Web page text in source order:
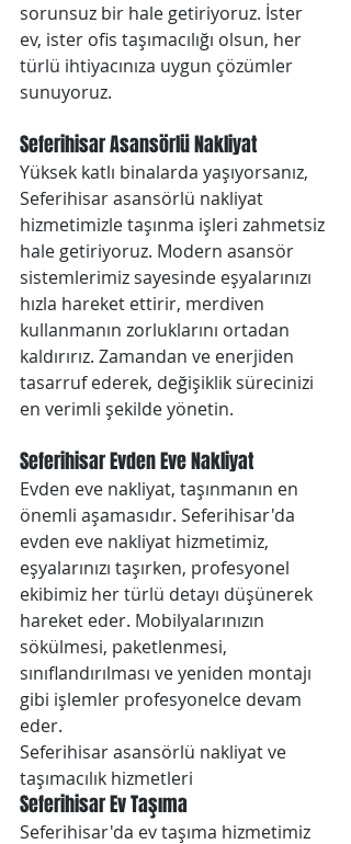
sorunsuz bir hale getiriyoruz. İster
ev, ister ofis taşımacılığı olsun, her
türlü ihtiyacınıza uygun çözümler
sunuyoruz.
Seferihisar Asansörlü Nakliyat
Yüksek katlı binalarda yaşıyorsanız,
Seferihisar asansörlü nakliyat
hizmetimizle taşınma işleri zahmetsiz
hale getiriyoruz. Modern asansör
sistemlerimiz sayesinde eşyalarınızı
hızla hareket ettirir, merdiven
kullanmanın zorluklarını ortadan
kaldırırız. Zamandan ve enerjiden
tasarruf ederek, değişiklik sürecinizi
en verimli şekilde yönetin.
Seferihisar Evden Eve Nakliyat
Evden eve nakliyat, taşınmanın en
önemli aşamasıdır. Seferihisar'da
evden eve nakliyat hizmetimiz,
eşyalarınızı taşırken, profesyonel
ekibimiz her türlü detayı düşünerek
hareket eder. Mobilyalarınızın
sökülmesi, paketlenmesi,
sınıflandırılması ve yeniden montajı
gibi işlemler profesyonelce devam
eder.
Seferihisar asansörlü nakliyat ve
taşımacılık hizmetleri
Seferihisar Ev Taşıma
Seferihisar'da ev taşıma hizmetimiz